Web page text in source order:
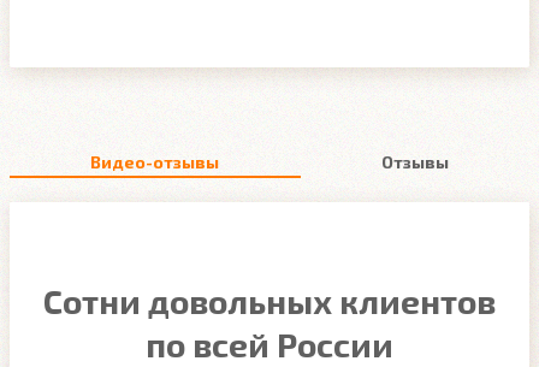
Видео-отзывы Отзывы
Сотни довольных клиентов
по всей России